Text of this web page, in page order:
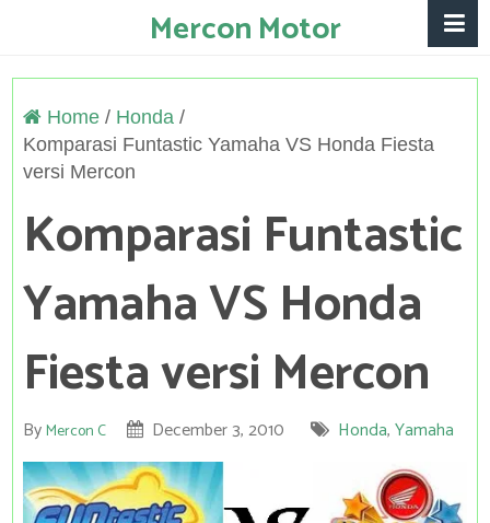
Mercon Motor
Home/ Honda/
Komparasi Funtastic Yamaha VS Honda Fiesta
versi Mercon
Komparasi Funtastic
Yamaha VS Honda
Fiesta versi Mercon
ByMercon C December 3, 2010 Honda,Yamaha